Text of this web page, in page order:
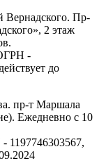
Вернадского. Пр-
2 этаж
-
до
пр-т Маршала
Ежедневно с 10